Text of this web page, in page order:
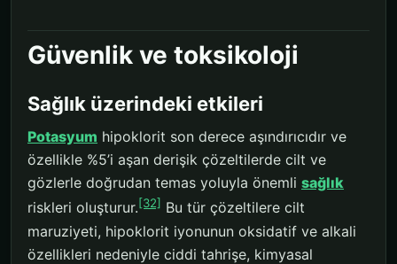
Güvenlik ve toksikoloji
Sağlık üzerindeki etkileri
Potasyum hipoklorit son derece aşındırıcıdır ve
özellikle %5’i aşan derişik çözeltilerde cilt ve
gözlerle doğrudan temas yoluyla önemli sağlık
riskleri oluşturur.[32] Bu tür çözeltilere cilt
maruziyeti, hipoklorit iyonunun oksidatif ve alkali
özellikleri nedeniyle ciddi tahrişe, kimyasal